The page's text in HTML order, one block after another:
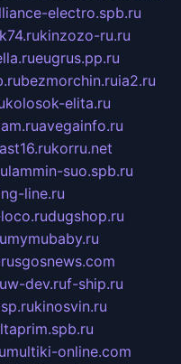
electro.spb.ru
kinzozo-ru.ru
eugrus.pp.ru
bezmorchin.ruia2.ru
kolosok-elita.ru
avegainfo.ru
korru.net
lammin-suo.spb.ru
line.ru
dugshop.ru
mymubaby.ru
rusgosnews.com
w-dev.ruf-ship.ru
kinosvin.ru
multiki-online.com